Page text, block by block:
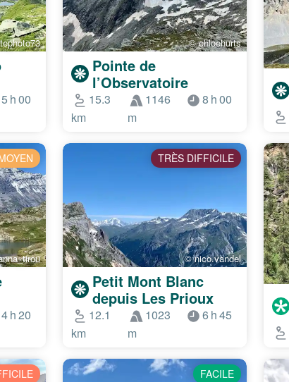
5 h 00
© chloehurts
Pointe de
l’Observatoire
15.3
km
1146
m
8 h 00
4 h 20
TRÈS DIFFICILE
© nico.vandel
Petit Mont Blanc
depuis Les Prioux
12.1
km
1023
m
6 h 45
FACILE